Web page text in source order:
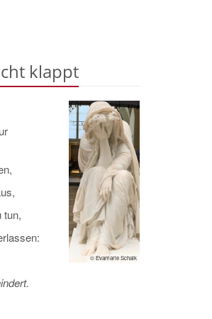
klappt
© Evamarie Schalk
tun,